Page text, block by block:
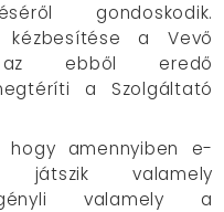
gondoskodik.
kézbesítése a Vevő
az ebből eredő
a Szolgáltató
hogy amennyiben e-
játszik valamely
igényli valamely a